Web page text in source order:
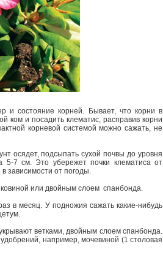
и состояние корней. Бывает, что корни в
ком и посадить клематис, расправив корни
корневой системой можно сажать, не
осядет, подсыпать сухой почвы до уровня
5-7 см. Это убережет почки клематиса от
зависимости от погоды.
или двойным слоем спанбонда.
в месяц. У подножия сажать какие-нибудь
ветками, двойным слоем спанбонда.
например, мочевиной (1 столовая